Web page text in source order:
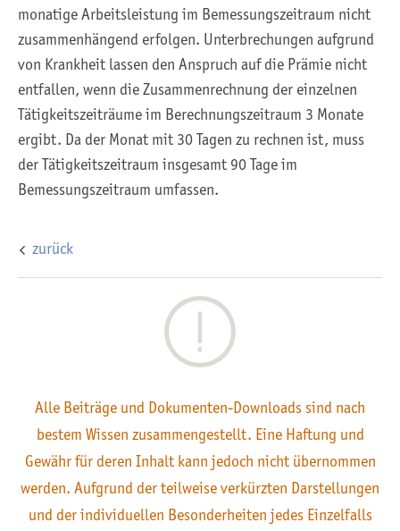
monatige Arbeitsleistung im Bemessungszeitraum nicht
zusammenhängend erfolgen. Unterbrechungen aufgrund
von Krankheit lassen den Anspruch auf die Prämie nicht
entfallen, wenn die Zusammenrechnung der einzelnen
Tätigkeitszeiträume im Berechnungszeitraum 3 Monate
ergibt. Da der Monat mit 30 Tagen zu rechnen ist, muss
der Tätigkeitszeitraum insgesamt 90 Tage im
Bemessungszeitraum umfassen.
zurück
Alle Beiträge und Dokumenten-Downloads sind nach
bestem Wissen zusammengestellt. Eine Haftung und
Gewähr für deren Inhalt kann jedoch nicht übernommen
werden. Aufgrund der teilweise verkürzten Darstellungen
und der individuellen Besonderheiten jedes Einzelfalls